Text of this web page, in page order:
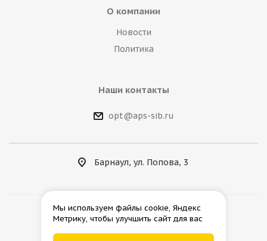
О компании
Новости
Политика
Наши контакты
opt@aps-sib.ru
Барнаул, ул. Попова, 3
2026 © АгроПромСнаб
Мы используем файлы cookie, Яндекс
Метрику, чтобы улучшить сайт для вас